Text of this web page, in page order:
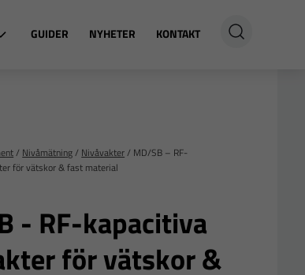
GUIDER NYHETER KONTAKT
/ Nivåmätning/ Nivåvakter/ MD/SB – RF-
för vätskor & fast material
- RF-kapacitiva
för vätskor &